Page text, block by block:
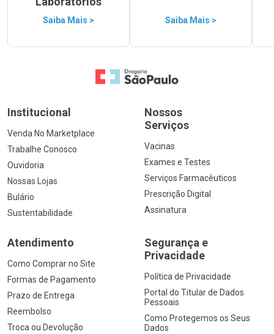
Saiba Mais > Saiba Mais >
Ir para a Home
Institucional
Venda No Marketplace
Trabalhe Conosco
Ouvidoria
Nossas Lojas
Bulário
Sustentabilidade
Nossos
Serviços
Vacinas
Exames e Testes
Serviços Farmacêuticos
Prescrição Digital
Assinatura
Atendimento
Como Comprar no Site
Formas de Pagamento
Prazo de Entrega
Reembolso
Troca ou Devolução
Segurança e
Privacidade
Política de Privacidade
Portal do Titular de Dados
Pessoais
Como Protegemos os Seus
Dados